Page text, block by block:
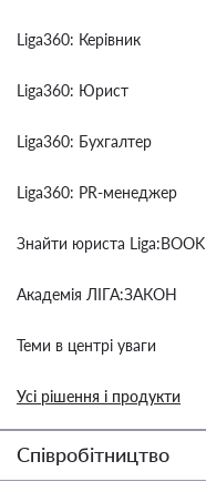
Liga360: Керівник
Liga360: Юрист
Liga360: Бухгалтер
Liga360: PR-менеджер
Знайти юриста Liga:BOOK
Академія ЛІГА:ЗАКОН
Теми в центрі уваги
Усі рішення і продукти
Співробітництво